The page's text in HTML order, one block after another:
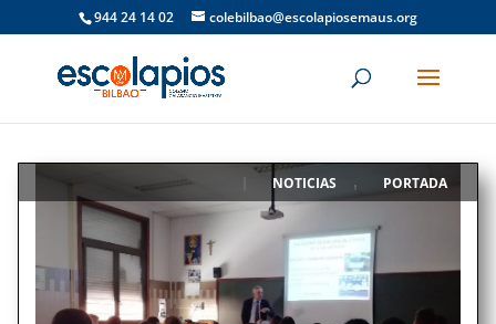
944 24 14 02 colebilbao@escolapiosemaus.org
NOTICIAS , PORTADA